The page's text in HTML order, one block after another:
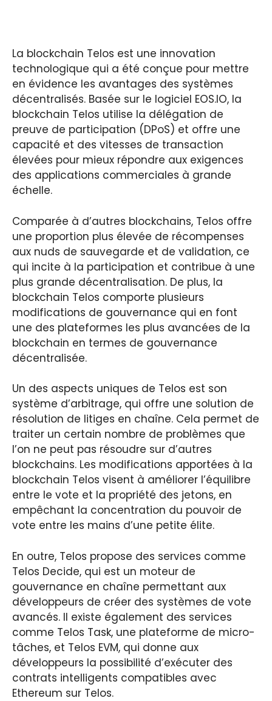
La blockchain Telos est une innovation
technologique qui a été conçue pour mettre
en évidence les avantages des systèmes
décentralisés. Basée sur le logiciel EOS.IO, la
blockchain Telos utilise la délégation de
preuve de participation (DPoS) et offre une
capacité et des vitesses de transaction
élevées pour mieux répondre aux exigences
des applications commerciales à grande
échelle.
Comparée à d’autres blockchains, Telos offre
une proportion plus élevée de récompenses
aux nuds de sauvegarde et de validation, ce
qui incite à la participation et contribue à une
plus grande décentralisation. De plus, la
blockchain Telos comporte plusieurs
modifications de gouvernance qui en font
une des plateformes les plus avancées de la
blockchain en termes de gouvernance
décentralisée.
Un des aspects uniques de Telos est son
système d’arbitrage, qui offre une solution de
résolution de litiges en chaîne. Cela permet de
traiter un certain nombre de problèmes que
l’on ne peut pas résoudre sur d’autres
blockchains. Les modifications apportées à la
blockchain Telos visent à améliorer l’équilibre
entre le vote et la propriété des jetons, en
empêchant la concentration du pouvoir de
vote entre les mains d’une petite élite.
En outre, Telos propose des services comme
Telos Decide, qui est un moteur de
gouvernance en chaîne permettant aux
développeurs de créer des systèmes de vote
avancés. Il existe également des services
comme Telos Task, une plateforme de micro-
tâches, et Telos EVM, qui donne aux
développeurs la possibilité d’exécuter des
contrats intelligents compatibles avec
Ethereum sur Telos.